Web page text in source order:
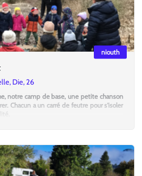
Die, 26
notre camp de base, une petite chanson
Chacun a un carré de feutre pour s'isoler
niouth